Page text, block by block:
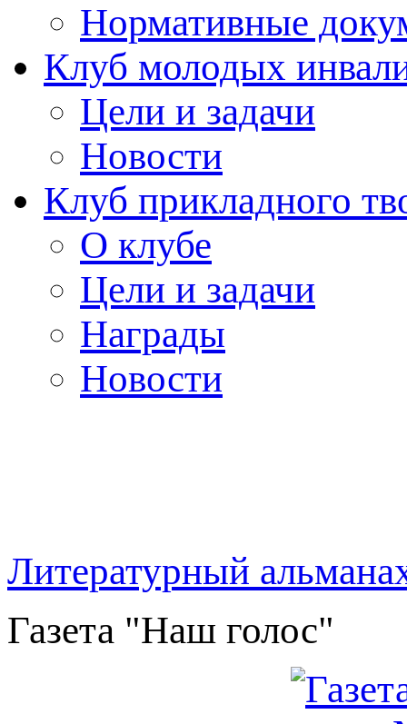
Нормативные
Клуб молодых
Цели и задачи
Новости
Клуб прикладного
О клубе
Цели и задачи
Награды
Новости
Литературный
Газета "Наш голос"